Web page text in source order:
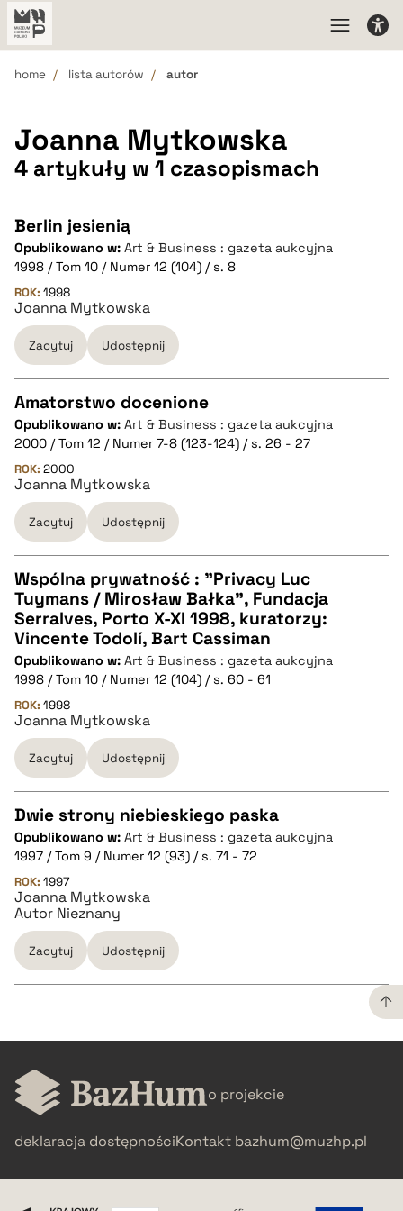
home lista autorów autor
Joanna Mytkowska
4 artykuły w 1 czasopismach
Berlin jesienią
Opublikowano w: Art & Business : gazeta aukcyjna
1998 / Tom 10 / Numer 12 (104) / s. 8
ROK: 1998
Joanna Mytkowska
Zacytuj Udostępnij
CZYSTY TEKST
pobierz cytat
BIBTEX
pobierz cytat
Amatorstwo docenione
Opublikowano w: Art & Business : gazeta aukcyjna
2000 / Tom 12 / Numer 7-8 (123-124) / s. 26 - 27
ROK: 2000
Joanna Mytkowska
Zacytuj Udostępnij
CZYSTY TEKST
pobierz cytat
BIBTEX
pobierz cytat
Wspólna prywatność : "Privacy Luc
Tuymans / Mirosław Bałka", Fundacja
Serralves, Porto X-XI 1998, kuratorzy:
Vincente Todolí, Bart Cassiman
Opublikowano w: Art & Business : gazeta aukcyjna
1998 / Tom 10 / Numer 12 (104) / s. 60 - 61
ROK: 1998
Joanna Mytkowska
Zacytuj Udostępnij
CZYSTY TEKST
pobierz cytat
BIBTEX
Dwie strony niebieskiego paska
Opublikowano w: Art & Business : gazeta aukcyjna
1997 / Tom 9 / Numer 12 (93) / s. 71 - 72
ROK: 1997
Joanna Mytkowska
Autor Nieznany
Zacytuj Udostępnij
CZYSTY TEKST
pobierz cytat
BIBTEX
o projekcie
deklaracja dostępnościKontakt bazhum@muzhp.pl